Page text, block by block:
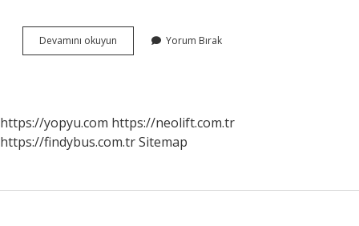
Devamını okuyun
Ligi
Yorum Bırak
https://yopyu.com https://neolift.com.tr
https://findybus.com.trSitemap